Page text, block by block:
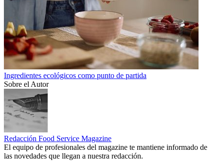
Ingredientes ecológicos como punto de partida
Sobre el Autor
Redacción Food Service Magazine
El equipo de profesionales del magazine te mantiene informado de
las novedades que llegan a nuestra redacción.